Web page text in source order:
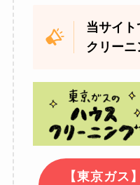
当サイ
クリー
【東京ガス